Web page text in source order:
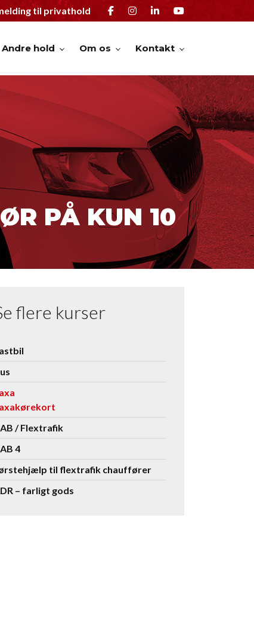
til privathold
Andre hold Om os Kontakt
PÅ KUN 10
flere kurser
/ Flextrafik
4
til flextrafik chauffører
– farligt gods